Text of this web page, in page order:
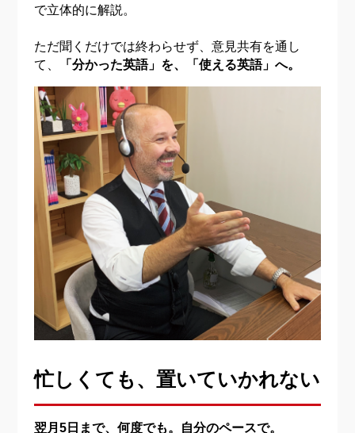
で立体的に解説。
ただ聞くだけでは終わらせず、意見共有を通し
て、
「分かった英語」を、「使える英語」へ。
忙しくても、置いていかれない
翌月5日まで、何度でも。自分のペースで。